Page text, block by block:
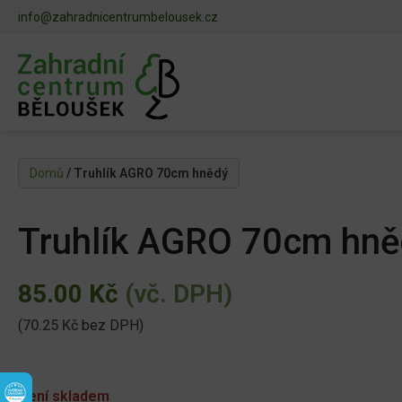
info@zahradnicentrumbelousek.cz
Domů / Truhlík AGRO 70cm hnědý
Truhlík AGRO 70cm
85.00 Kč (vč. DPH)
(70.25 Kč bez DPH)
Není skladem